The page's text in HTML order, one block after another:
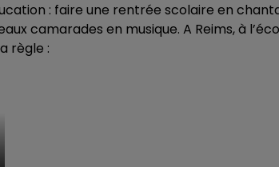
: faire une rentrée scolaire en
camarades en musique. A Reims, à
règle :